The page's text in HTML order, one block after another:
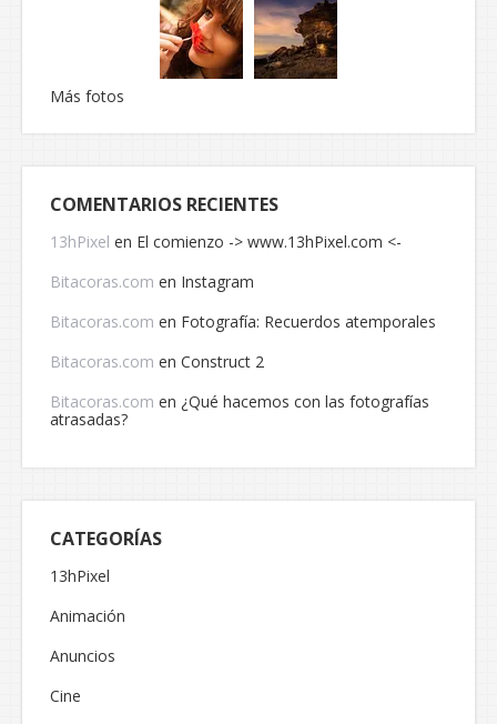
Más fotos
COMENTARIOS RECIENTES
13hPixel en El comienzo -> www.13hPixel.com <-
Bitacoras.com en Instagram
Bitacoras.com en Fotografía: Recuerdos atemporales
Bitacoras.com en Construct 2
Bitacoras.com en ¿Qué hacemos con las fotografías
atrasadas?
CATEGORÍAS
13hPixel
Animación
Anuncios
Cine